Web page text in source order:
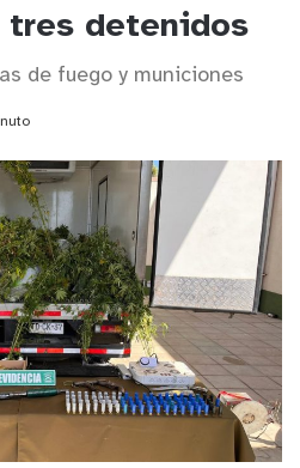
tres detenidos
de fuego y municiones